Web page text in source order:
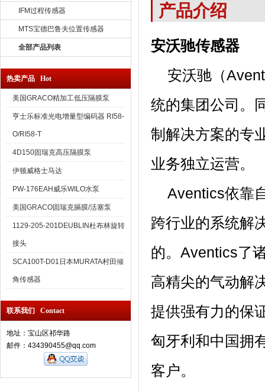
IFM过程传感器
MTS宝德巴鲁夫位置传感器
全部产品列表
热卖产品 Hot
美国GRACO精加工低压隔膜泵
亨士乐标准光电增量型编码器 RI58-
O/RI58-T
4D150固瑞克高压隔膜泵
伊顿威格士马达
PW-176EAH威乐WILO水泵
美国GRACO固瑞克膈膜/活塞泵
1129-205-201DEUBLIN杜布林旋转
接头
SCA100T-D01日本MURATA村田倾
角传感器
联系我们 Contact
地址：宝山区祁华路
邮件：434390455@qq.com
产品介绍
安沃驰传感器
安沃驰（
统的集团公司。
制解决方案的专
业务独立运营。
Aventics依靠
跨行业的系统解
的。Aventics了
高精尖的气动解
提供强有力的保
匈牙利和中国拥
客户。